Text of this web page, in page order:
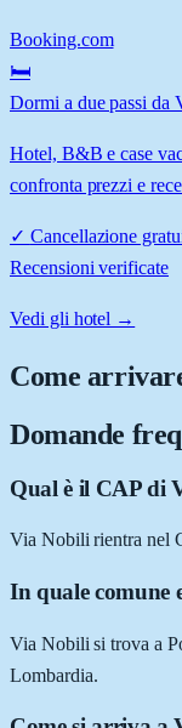
Booking.com
🛏️
Dormi a due passi da
Hotel, B&B e case
confronta prezzi e
✓ Cancellazione
Recensioni verificate
Vedi gli hotel →
Come
Domande
Qual è il CAP di
Via Nobili rientra nel
In quale comune
Via Nobili si trova a
Lombardia.